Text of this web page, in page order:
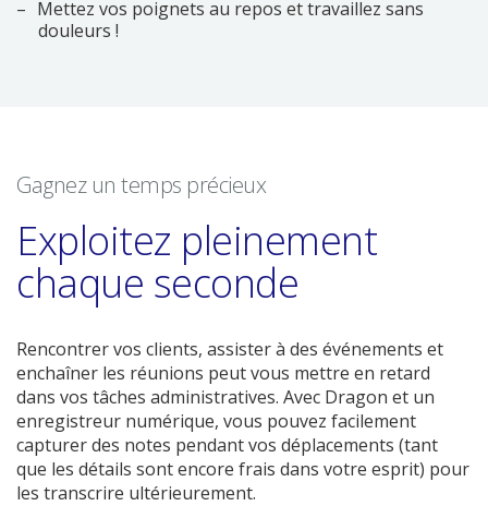
Mettez vos poignets au repos et travaillez sans
douleurs !
Gagnez un temps précieux
Exploitez pleinement
chaque seconde
Rencontrer vos clients, assister à des événements et
enchaîner les réunions peut vous mettre en retard
dans vos tâches administratives. Avec Dragon et un
enregistreur numérique, vous pouvez facilement
capturer des notes pendant vos déplacements (tant
que les détails sont encore frais dans votre esprit) pour
les transcrire ultérieurement.